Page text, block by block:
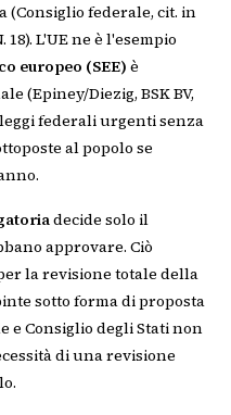
(Consiglio federale, cit. in
18). L'UE ne è l'esempio
europeo (SEE) è
(Epiney/Diezig, BSK BV,
leggi federali urgenti senza
al popolo se
decide solo il
approvare. Ciò
la revisione totale della
sotto forma di proposta
e Consiglio degli Stati non
di una revisione